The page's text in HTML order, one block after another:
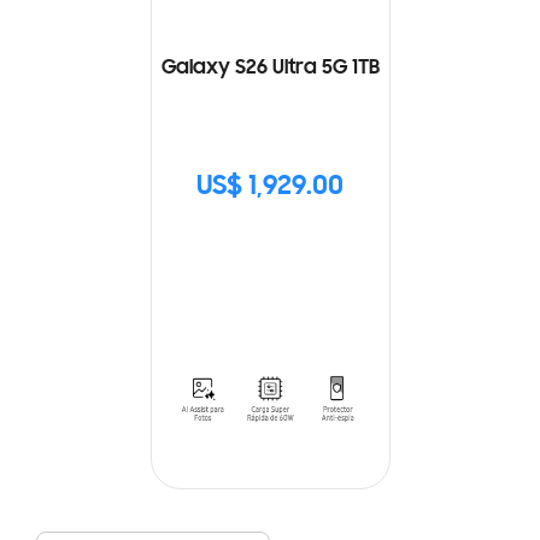
Galaxy S26 Ultra 5G 1TB
US$ 1,929.00